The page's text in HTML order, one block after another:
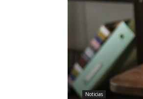
Noticias